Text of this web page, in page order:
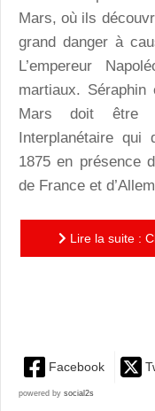
Mars, où ils
grand danger à
L’empereur
martiaux.
Mars doit être
Interplanétaire
1875 en présence
de France et
Lire la suite :
Facebook
powered by social2s